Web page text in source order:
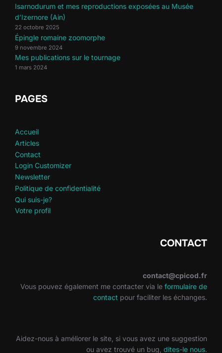
Isarnodurum et mes reproductions exposées au Musée
d’Izernore (Ain)
22 octobre 2025
Épingle romaine zoomorphe
9 novembre 2024
Mes publications sur le tournage
1 mars 2024
PAGES
Accueil
Articles
Contact
Login Customizer
Newsletter
Politique de confidentialité
Qui suis-je?
Votre profil
CONTACT
contact@cpicod.fr
Vous pouvez également me contacter via le formulaire de
contact pour faciliter les échanges.
Aidez-nous à améliorer le site, si vous avez une suggestion
ou avez trouvé un bug, dites-le nous.